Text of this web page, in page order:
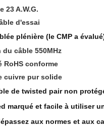
23 A.W.G.
d'essai
plénière (le CMP a
câble 550MHz
RoHS conforme
cuivre pur solide
de twisted pair non
marqué et facile à utiliser
aux normes et aux